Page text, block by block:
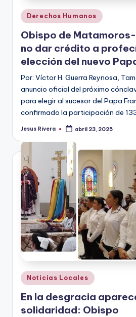
Publicado
en
Derechos Humanos
Obispo de
no dar crédito a
elección del nuevo
Por: Víctor H. Guerra Reynosa,
anuncio oficial del próximo
para elegir al sucesor del Papa
confirmado la participación de
Publicado
Jesus Rivera abril 23, 2025
Publicado
en
Noticias Locales
En la desgracia
solidaridad: Obispo